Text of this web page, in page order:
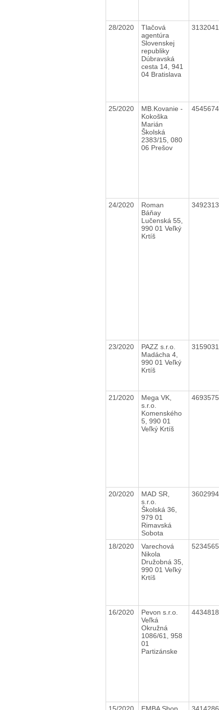
28/2020
Tlačová
agentúra
Slovenskej
republiky
Dúbravská
cesta 14, 941
04 Bratislava
25/2020
MB.Kovanie -
Kokoška
Marián
Školská
2383/15, 080
06 Prešov
24/2020
Roman
Báňay
Lučenská 55,
990 01 Veľký
Krtíš
23/2020
PAZZ s.r.o.
Madácha 4,
990 01 Veľký
Krtíš
21/2020
Mega VK,
s.r.o.
Komenského
5, 990 01
Veľký Krtíš
20/2020
MAD SR,
s.r.o.
Školská 36,
979 01
Rimavská
Sobota
18/2020
Varechová
Nikola
Družobná 35,
990 01 Veľký
Krtíš
16/2020
Pevon s.r.o.
Veľká
Okružná
1086/61, 958
01
Partizánske